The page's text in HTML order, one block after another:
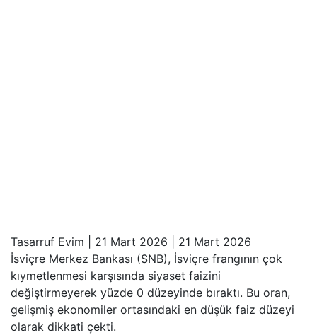
Tasarruf Evim 21 Mart 2026
21 Mart 2026
İsviçre Merkez Bankası (SNB), İsviçre frangının çok
kıymetlenmesi karşısında siyaset faizini
değiştirmeyerek yüzde 0 düzeyinde bıraktı. Bu oran,
gelişmiş ekonomiler ortasındaki en düşük faiz düzeyi
olarak dikkati çekti.